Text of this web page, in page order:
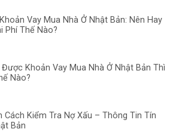
Vay Mua Nhà Ở Nhật Bản: Nên Hay
Phí Thế Nào?
Được Khoản Vay Mua Nhà Ở Nhật Bản Thì
Nào?
Cách Kiểm Tra Nợ Xấu – Thông Tin Tín
Bản